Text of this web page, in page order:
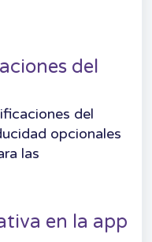
del
del
opcionales
las
en la app